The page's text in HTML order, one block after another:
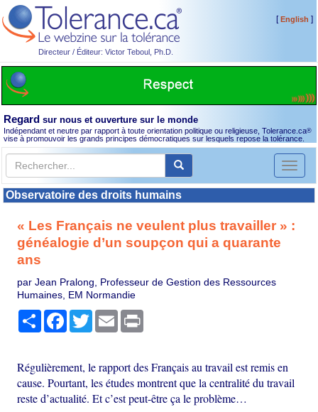
Directeur / Éditeur: Victor Teboul, Ph.D.
[English ]
Regard sur nous et ouverture sur le monde
Indépendant et neutre par rapport à toute orientation politique ou religieuse, Tolerance.ca®
vise à promouvoir les grands principes démocratiques sur lesquels repose la tolérance.
Toggle
Observatoire des droits humains
« Les Français ne veulent plus travailler » :
généalogie d’un soupçon qui a quarante
ans
par Jean Pralong, Professeur de Gestion des Ressources
Humaines, EM Normandie
PartagerFacebook
TwitterEmail
Régulièrement, le rapport des Français au travail est remis en
cause. Pourtant, les études montrent que la centralité du travail
reste d’actualité. Et c’est peut-être ça le problème…